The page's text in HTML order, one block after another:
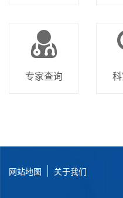
专家查询
网站地图 关于我们